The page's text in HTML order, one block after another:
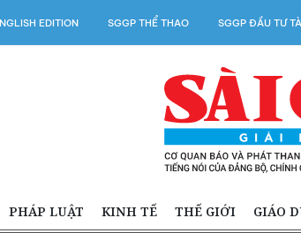
EDITION SGGP THỂ THAO SGGP ĐẦU TƯ
PHÁP LUẬT KINH TẾ THẾ GIỚI GIÁO